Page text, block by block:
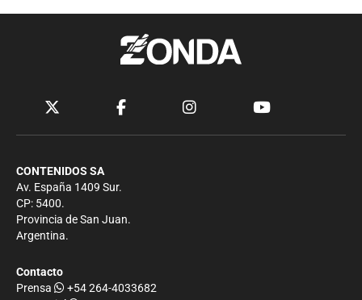
CONTENIDOS SA
Av. España 1409 Sur.
CP: 5400.
Provincia de San Juan.
Argentina.
Contacto
Prensa
+54 264-4033682